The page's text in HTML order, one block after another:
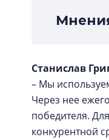
Станислав
– Мы
Через нее
победителя.
конкурентной